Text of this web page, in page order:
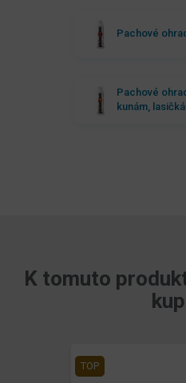
Pachové
Pachové
kunám,
K tomuto
TOP